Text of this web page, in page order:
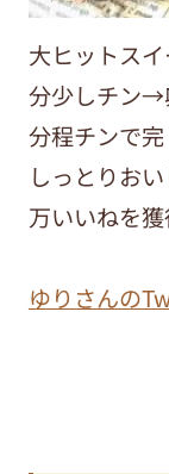
大ヒットス
分少しチン→
分程チンで
しっとりお
万いいねを獲
ゆりさんの